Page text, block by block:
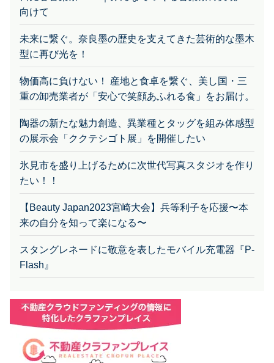
向けて
未来に繋ぐ。奈良墨の歴史を支えてきた芸術的な墨木
型に再び光を！
物価高に負けない！ 産地と食卓を繋ぐ、美し国・三
重の卸売業者が「安心で笑顔あふれる食」をお届け。
陶器の新たな魅力創造、異業種とタッグを組み体感型
の展示会「ククテシゴト展」を開催したい
氷見市を盛り上げるために次世代写真スタジオを作り
たい！！
【Beauty Japan2023宮崎大会】兵等利子を応援〜本
来の自分を知って楽になる〜
スタングレネードに敬意を表したモバイル充電器『P-
Flash』